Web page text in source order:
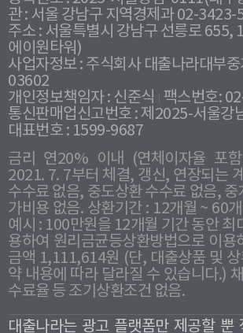
관 : 서울 강남구 지역경제과 02-3423-
주소 : 서울특별시 강남구 선릉로 655,
에이원타워)
사업자정보 : 주식회사 대출나라대부
03602
개인정보책임자 : 신준식
팩스번호:
통신판매업신고번호 : 제2025-서울강
대표번호 : 1599-9687
금리 연20% 이내 (연체이자율 포
2021. 7. 7부터 체결, 갱신, 연장되는
수수료 없음, 중도상환 수수료 없음,
가비용 없음. 상환기간 : 12개월 ~ 60
예시 : 100만원을 12개월 기간 동안 최
용하여 원리금균등상환방법으로 이용
금액 1,111,614원 (단, 대출상품 및 상
약 내용에 따라 달라질 수 있습니다.)
수료율 등 조기상환조건 없음.
대출나라는 광고 플랫폼만 제공할 뿐